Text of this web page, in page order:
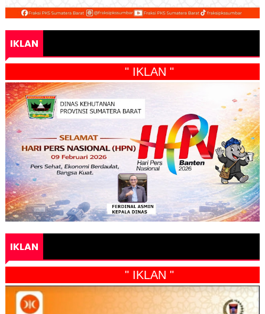
IKLAN
" IKLAN "
IKLAN
" IKLAN "